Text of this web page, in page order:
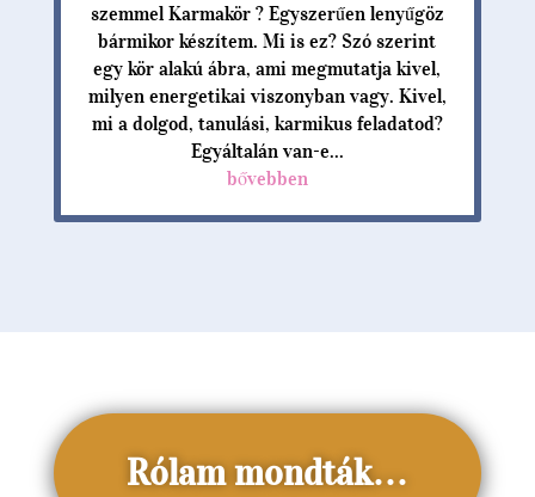
szemmel Karmakör ? Egyszerűen lenyűgöz
bármikor készítem. Mi is ez? Szó szerint
egy kör alakú ábra, ami megmutatja kivel,
milyen energetikai viszonyban vagy. Kivel,
mi a dolgod, tanulási, karmikus feladatod?
Egyáltalán van-e...
bővebben
Rólam mondták…